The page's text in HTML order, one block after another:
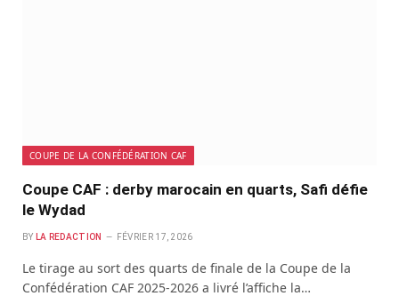
COUPE DE LA CONFÉDÉRATION CAF
Coupe CAF : derby marocain en quarts, Safi défie
le Wydad
BY LA REDACTION FÉVRIER 17, 2026
Le tirage au sort des quarts de finale de la Coupe de la
Confédération CAF 2025-2026 a livré l’affiche la…